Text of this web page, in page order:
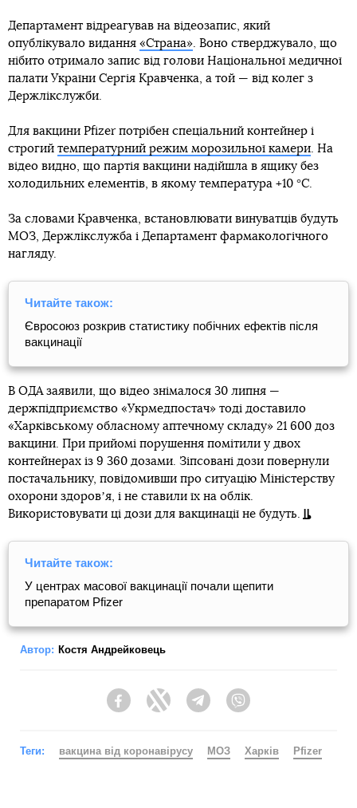
Департамент відреагував на відеозапис, який
опублікувало видання «Страна». Воно стверджувало, що
нібито отримало запис від голови Національної медичної
палати України Сергія Кравченка, а той — від колег з
Держлікслужби.
Для вакцини Pfizer потрібен спеціальний контейнер і
строгий температурний режим морозильної камери. На
відео видно, що партія вакцини надійшла в ящику без
холодильних елементів, в якому температура +10 °C.
За словами Кравченка, встановлювати винуватців будуть
МОЗ, Держлікслужба і Департамент фармакологічного
нагляду.
Читайте також:
Євросоюз розкрив статистику побічних ефектів після
вакцинації
В ОДА заявили, що відео знімалося 30 липня —
держпідприємство «Укрмедпостач» тоді доставило
«Харківському обласному аптечному складу» 21 600 доз
вакцини. При прийомі порушення помітили у двох
контейнерах із 9 360 дозами. Зіпсовані дози повернули
постачальнику, повідомивши про ситуацію Міністерству
охорони здоровʼя, і не ставили їх на облік.
Використовувати ці дози для вакцинації не будуть.
Читайте також:
У центрах масової вакцинації почали щепити
препаратом Pfizer
Автор: Костя Андрейковець
FacebookTwitter Telegram
Теги: вакцина від коронавірусу МОЗ Харків Pfizer